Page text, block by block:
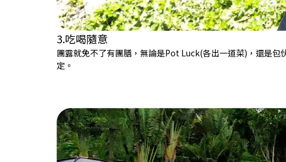
3.吃喝隨意
團露就免不了有團膳，無論是Pot Luck(各出一道菜)，還是
定。